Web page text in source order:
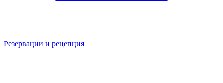
Резервации и рецепция